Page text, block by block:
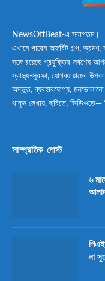
NewsOffBeat-এ স্বাগতম।
এখানে পাবেন অফবিট গল্প, ভ্রমণ,
সঙ্গে রয়েছে প্রযুক্তির সর্বশেষ
স্বাস্থ্য-সুরক্ষা, যোগব্যায়ামের
অদ্ভুত, ব্যবহারযোগ্য, মনভোলানো
থাকুন লেখায়, ছবিতে,
সাম্প্রতিক পোস্ট
৬
না